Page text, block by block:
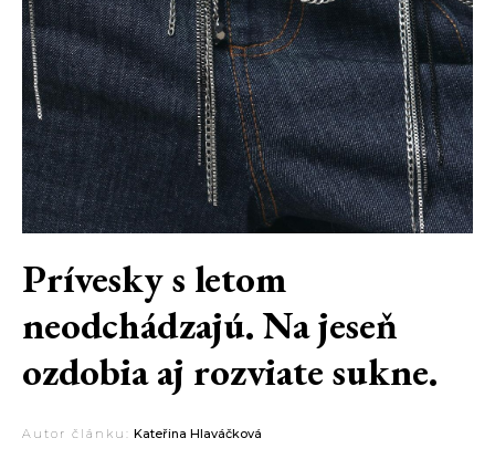
Prívesky s letom
neodchádzajú. Na jeseň
ozdobia aj rozviate sukne.
Autor článku: Kateřina Hlaváčková